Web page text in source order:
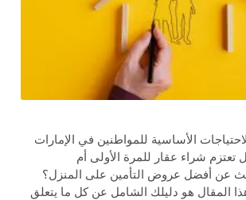
الأساسية للمواطنين في الإمارات
تعتزم شراء عقار للمرة الأولى أم
عن أفضل عروض التأمين على المنزل؟
المقال هو دليلك الشامل عن كل ما يتعلق